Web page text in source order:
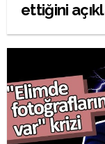
ettiğini